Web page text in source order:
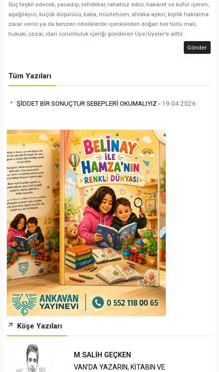
Suç teşkil edecek, yasadışı, tehditkar, rahatsız edici, hakaret ve küfür içeren,
aşağılayıcı, küçük düşürücü, kaba, müstehcen, ahlaka aykırı, kişilik haklarına
zarar verici ya da benzeri niteliklerde içeriklerden doğan her türlü mali,
hukuki, cezai, idari sorumluluk içeriği gönderen Üye/Üyeler’e aittir.
Gönder
Tüm Yazıları
ŞİDDET BİR SONUÇTUR SEBEPLERİ OKUMALIYIZ - 19.04.2026
Köşe Yazıları
M.SALİH GEÇKEN
VAN’DA YAZARIN, KİTABIN VE